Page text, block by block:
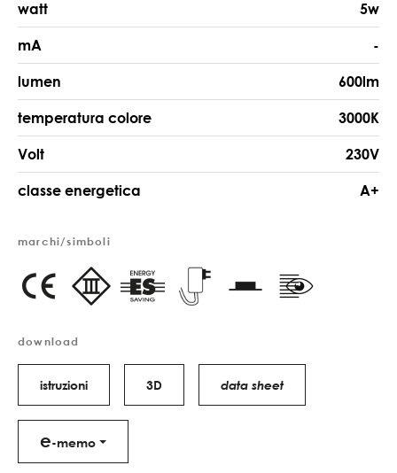
watt 5w
mA -
lumen 600lm
temperatura colore 3000K
Volt 230V
classe energetica A+
marchi/simboli
download
istruzioni 3D data sheet
e-memo